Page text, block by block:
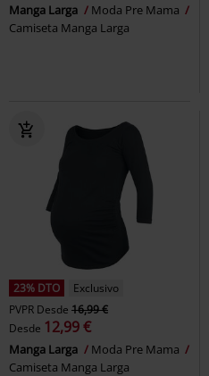
Manga Larga
Moda Pre Mama
Camiseta Manga Larga
23% DTO
Exclusivo
PVPR Desde 16,99 €
Desde 12,99 €
Manga Larga
Moda Pre Mama
Camiseta Manga Larga